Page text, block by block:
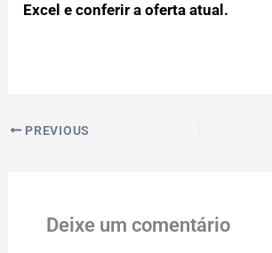
Excel e conferir a oferta atual.
PREVIOUS
Deixe um comentário